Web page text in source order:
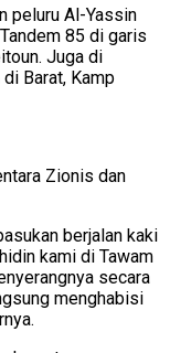
peluru Al-Yassin
85 di garis
Juga di
Barat, Kamp
Zionis dan
berjalan kaki
kami di Tawam
secara
menghabisi